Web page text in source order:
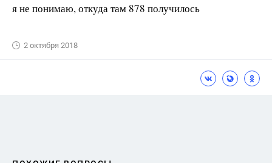
я не понимаю, откуда там 878 получилось
2 октября 2018